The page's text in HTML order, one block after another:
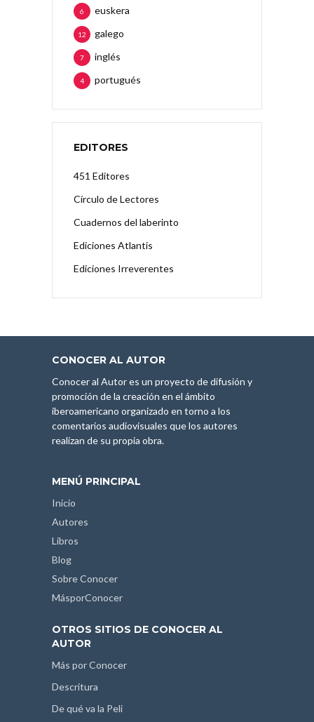
euskera
6
galego
12
inglés
7
portugués
4
EDITORES
451 Editores
Círculo de Lectores
Cuadernos del laberinto
Ediciones Atlantis
Ediciones Irreverentes
CONOCER AL AUTOR
Conocer al Autor es un proyecto de difusión y
promoción de la creación en el ámbito
iberoamericano organizado en torno a los
comentarios audiovisuales que los autores
realizan de su propia obra.
MENÚ PRINCIPAL
Inicio
Autores
Libros
Blog
Sobre Conocer
MásporConocer
OTROS SITIOS DE CONOCER AL
AUTOR
Más por Conocer
Descritura
De qué va la Peli